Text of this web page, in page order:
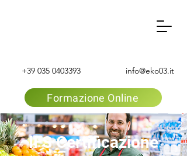
+39 035 0403393 info@eko03.it
Formazione Online
IFS Certificazione